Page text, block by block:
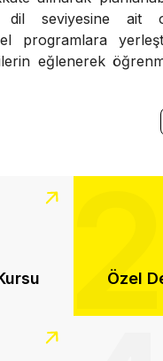
dil seviyesine ait
programlara
eğlenerek
Özel